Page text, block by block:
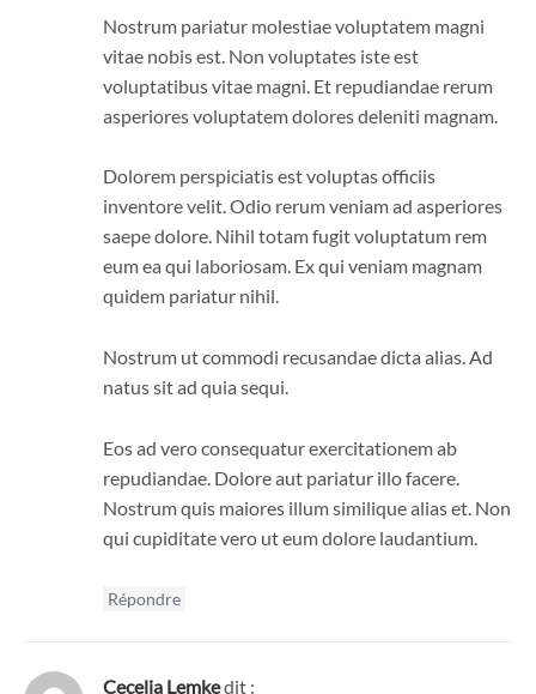
Nostrum pariatur molestiae voluptatem magni
vitae nobis est. Non voluptates iste est
voluptatibus vitae magni. Et repudiandae rerum
asperiores voluptatem dolores deleniti magnam.
Dolorem perspiciatis est voluptas officiis
inventore velit. Odio rerum veniam ad asperiores
saepe dolore. Nihil totam fugit voluptatum rem
eum ea qui laboriosam. Ex qui veniam magnam
quidem pariatur nihil.
Nostrum ut commodi recusandae dicta alias. Ad
natus sit ad quia sequi.
Eos ad vero consequatur exercitationem ab
repudiandae. Dolore aut pariatur illo facere.
Nostrum quis maiores illum similique alias et. Non
qui cupiditate vero ut eum dolore laudantium.
Répondre
Cecelia Lemkedit :